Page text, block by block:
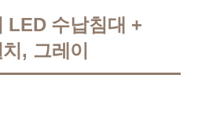
LED 수납침대 +
, 그레이